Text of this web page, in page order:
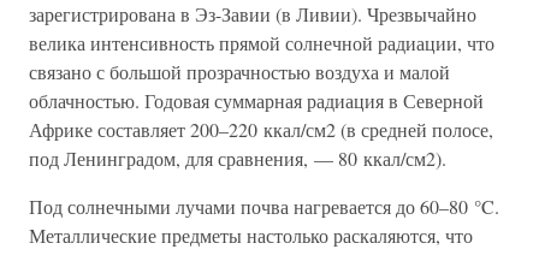
зарегистрирована в Эз-Завии (в Ливии). Чрезвычайно
велика интенсивность прямой солнечной радиации, что
связано с большой прозрачностью воздуха и малой
облачностью. Годовая суммарная радиация в Северной
Африке составляет 200–220 ккал/см2 (в средней полосе,
под Ленинградом, для сравнения, — 80 ккал/см2).
Под солнечными лучами почва нагревается до 60–80 °C.
Металлические предметы настолько раскаляются, что